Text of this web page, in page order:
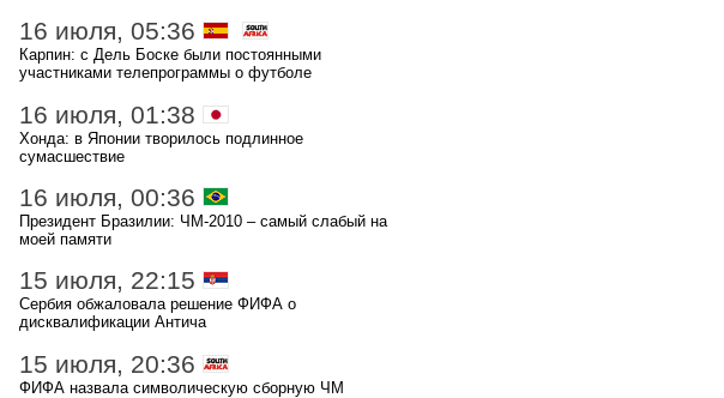
16 июля, 05:36
Карпин: с Дель Боске были постоянными
участниками телепрограммы о футболе
16 июля, 01:38
Хонда: в Японии творилось подлинное
сумасшествие
16 июля, 00:36
Президент Бразилии: ЧМ-2010 – самый слабый на
моей памяти
15 июля, 22:15
Сербия обжаловала решение ФИФА о
дисквалификации Антича
15 июля, 20:36
ФИФА назвала символическую сборную ЧМ